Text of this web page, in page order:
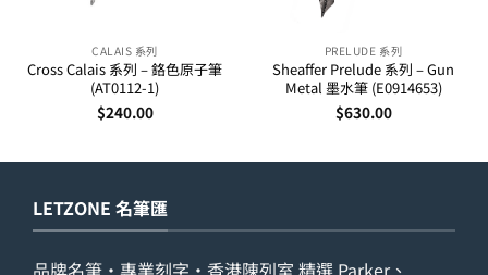
CALAIS 系列
Cross Calais 系列 – 鉻色原子筆
(AT0112-1)
$240.00
PRELUDE 系列
Sheaffer Prelude 系列 – Gun
Metal 墨水筆 (E0914653)
$630.00
LETZONE 名筆匯
品牌名筆・專業刻字・香港陳列室 精選 Parker、